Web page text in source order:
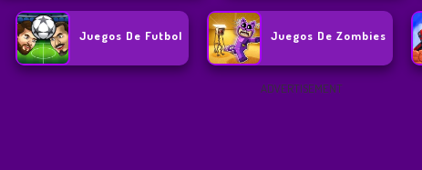
Juegos De Futbol Juegos De Zombies
ADVERTISEMENT